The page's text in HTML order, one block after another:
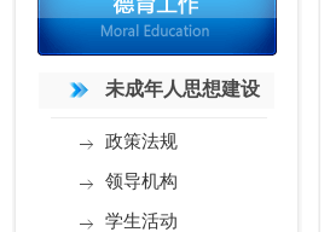
未成年人思想建设
政策法规
领导机构
学生活动